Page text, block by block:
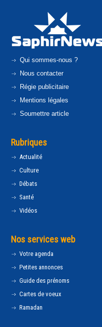
Qui sommes-nous ?
Nous contacter
Régie publicitaire
Mentions légales
Soumettre article
Rubriques
Actualité
Culture
Débats
Santé
Vidéos
Nos services web
Votre agenda
Petites annonces
Guide des prénoms
Cartes de voeux
Ramadan